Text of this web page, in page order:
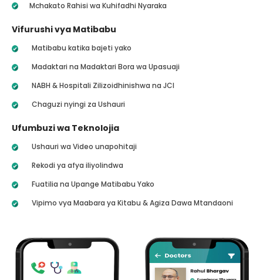
Mchakato Rahisi wa Kuhifadhi Nyaraka
Vifurushi vya Matibabu
Matibabu katika bajeti yako
Madaktari na Madaktari Bora wa Upasuaji
NABH & Hospitali Zilizoidhinishwa na JCI
Chaguzi nyingi za Ushauri
Ufumbuzi wa Teknolojia
Ushauri wa Video unapohitaji
Rekodi ya afya iliyolindwa
Fuatilia na Upange Matibabu Yako
Vipimo vya Maabara ya Kitabu & Agiza Dawa Mtandaoni